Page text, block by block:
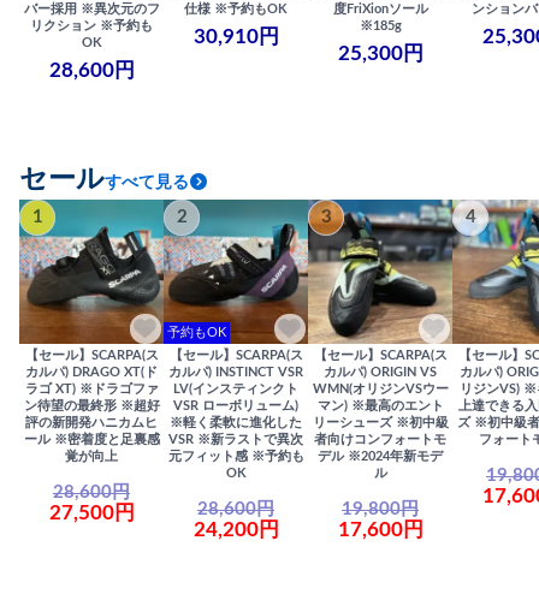
バー採用 ※異次元のフ
リクション ※予約も
OK
28,600円
仕様 ※予約もOK
30,910円
度FriXionソール
※185g
25,300円
ンション
セールすべて見る
1
【セール】SCARPA(ス
カルパ) DRAGO XT(ド
ラゴ XT) ※ドラゴファ
ン待望の最終形 ※超好
評の新開発ハニカムヒ
ール ※密着度と足裏感
覚が向上
28,600円
27,500円
2
予約もOK
【セール】SCARPA(ス
カルパ) INSTINCT VSR
LV(インスティンクト
VSR ローボリューム)
※軽く柔軟に進化した
VSR ※新ラストで異次
元フィット感 ※予約も
OK
28,600円
24,200円
3
【セール】SCARPA(ス
カルパ) ORIGIN VS
WMN(オリジンVSウー
マン) ※最高のエント
リーシューズ ※初中級
者向けコンフォートモ
デル ※2024年新モデ
ル
19,800円
17,600円
4
【セール】
カルパ)
リジンVS) ※
上達できる
ズ ※初中級
フォート